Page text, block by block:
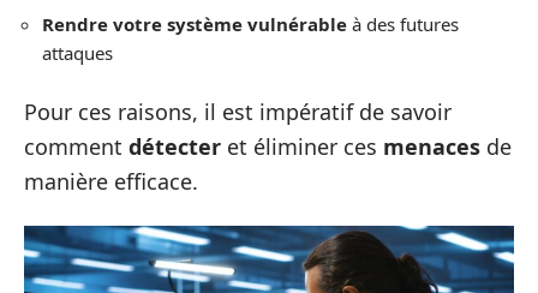
Rendre votre système vulnérable à des futures
attaques
Pour ces raisons, il est impératif de savoir
comment détecter et éliminer ces menaces de
manière efficace.